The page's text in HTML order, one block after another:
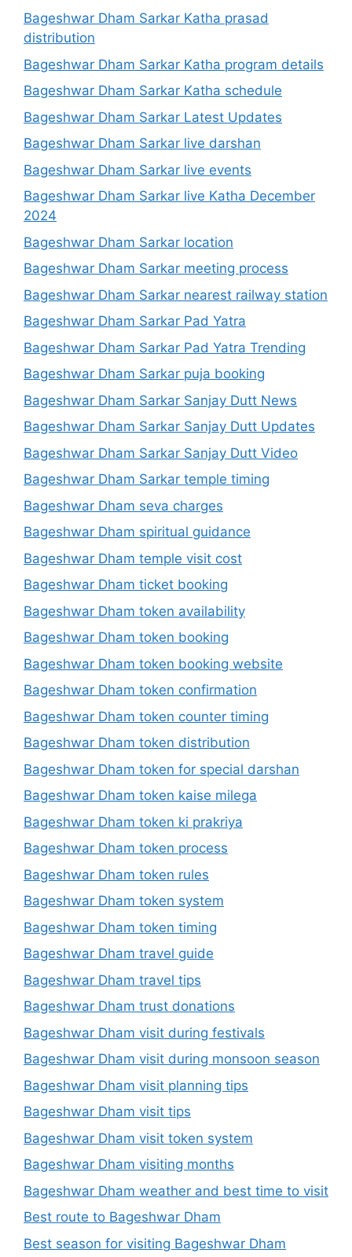
Bageshwar Dham Sarkar Katha prasad
distribution
Bageshwar Dham Sarkar Katha program details
Bageshwar Dham Sarkar Katha schedule
Bageshwar Dham Sarkar Latest Updates
Bageshwar Dham Sarkar live darshan
Bageshwar Dham Sarkar live events
Bageshwar Dham Sarkar live Katha December
2024
Bageshwar Dham Sarkar location
Bageshwar Dham Sarkar meeting process
Bageshwar Dham Sarkar nearest railway station
Bageshwar Dham Sarkar Pad Yatra
Bageshwar Dham Sarkar Pad Yatra Trending
Bageshwar Dham Sarkar puja booking
Bageshwar Dham Sarkar Sanjay Dutt News
Bageshwar Dham Sarkar Sanjay Dutt Updates
Bageshwar Dham Sarkar Sanjay Dutt Video
Bageshwar Dham Sarkar temple timing
Bageshwar Dham seva charges
Bageshwar Dham spiritual guidance
Bageshwar Dham temple visit cost
Bageshwar Dham ticket booking
Bageshwar Dham token availability
Bageshwar Dham token booking
Bageshwar Dham token booking website
Bageshwar Dham token confirmation
Bageshwar Dham token counter timing
Bageshwar Dham token distribution
Bageshwar Dham token for special darshan
Bageshwar Dham token kaise milega
Bageshwar Dham token ki prakriya
Bageshwar Dham token process
Bageshwar Dham token rules
Bageshwar Dham token system
Bageshwar Dham token timing
Bageshwar Dham travel guide
Bageshwar Dham travel tips
Bageshwar Dham trust donations
Bageshwar Dham visit during festivals
Bageshwar Dham visit during monsoon season
Bageshwar Dham visit planning tips
Bageshwar Dham visit tips
Bageshwar Dham visit token system
Bageshwar Dham visiting months
Bageshwar Dham weather and best time to visit
Best route to Bageshwar Dham
Best season for visiting Bageshwar Dham